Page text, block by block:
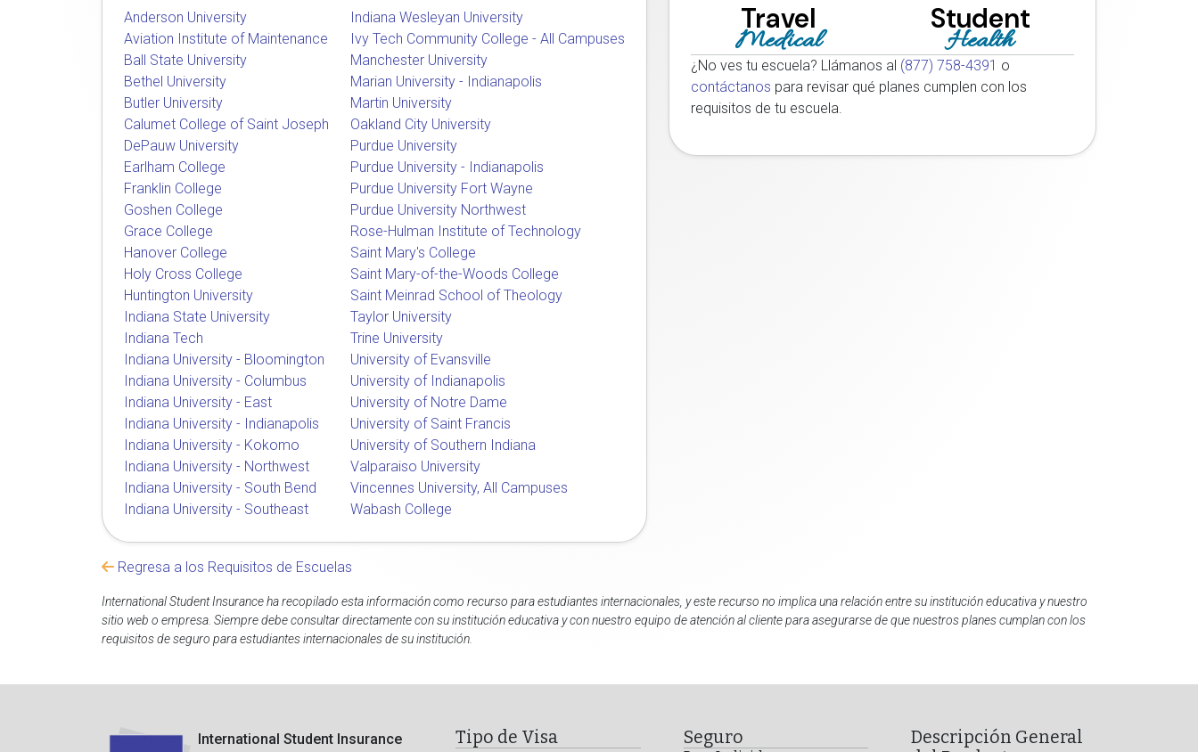
Anderson University
Aviation Institute of Maintenance
Ball State University
Bethel University
Butler University
Calumet College of Saint Joseph
DePauw University
Earlham College
Franklin College
Goshen College
Grace College
Hanover College
Holy Cross College
Huntington University
Indiana State University
Indiana Tech
Indiana University - Bloomington
Indiana University - Columbus
Indiana University - East
Indiana University - Indianapolis
Indiana University - Kokomo
Indiana University - Northwest
Indiana University - South Bend
Indiana University - Southeast
Indiana Wesleyan University
Ivy Tech Community College - All Campuses
Manchester University
Marian University - Indianapolis
Martin University
Oakland City University
Purdue University
Purdue University - Indianapolis
Purdue University Fort Wayne
Purdue University Northwest
Rose-Hulman Institute of Technology
Saint Mary's College
Saint Mary-of-the-Woods College
Saint Meinrad School of Theology
Taylor University
Trine University
University of Evansville
University of Indianapolis
University of Notre Dame
University of Saint Francis
University of Southern Indiana
Valparaiso University
Vincennes University, All Campuses
Wabash College
Travel
Medical
Student
Health
¿No ves tu escuela? Llámanos al (877) 758-4391 o
contáctanos para revisar qué planes cumplen con los
requisitos de tu escuela.
Regresa a los Requisitos de Escuelas
International Student Insurance ha recopilado esta información como recurso para estudiantes internacionales, y este recurso no implica una relación entre su institución educativa y nuestro
sitio web o empresa. Siempre debe consultar directamente con su institución educativa y con nuestro equipo de atención al cliente para asegurarse de que nuestros planes cumplan con los
requisitos de seguro para estudiantes internacionales de su institución.
International Student Insurance Tipo de Visa Seguro
Descripción General